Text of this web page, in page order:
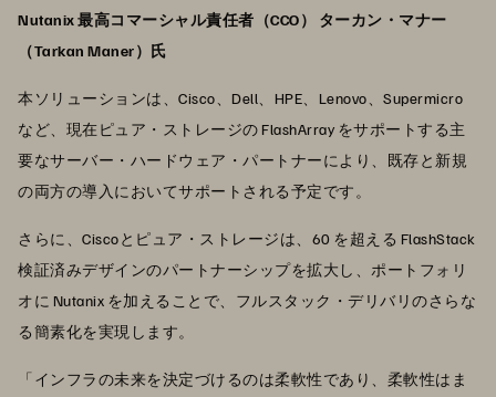
Nutanix 最高コマーシャル責任者（CCO） ターカン・マナー
（Tarkan Maner）氏
本ソリューションは、Cisco、Dell、HPE、Lenovo、Supermicro
など、現在ピュア・ストレージの FlashArray をサポートする主
要なサーバー・ハードウェア・パートナーにより、既存と新規
の両方の導入においてサポートされる予定です。
さらに、Ciscoとピュア・ストレージは、60 を超える FlashStack
検証済みデザインのパートナーシップを拡大し、ポートフォリ
オに Nutanix を加えることで、フルスタック・デリバリのさらな
る簡素化を実現します。
「インフラの未来を決定づけるのは柔軟性であり、柔軟性はま